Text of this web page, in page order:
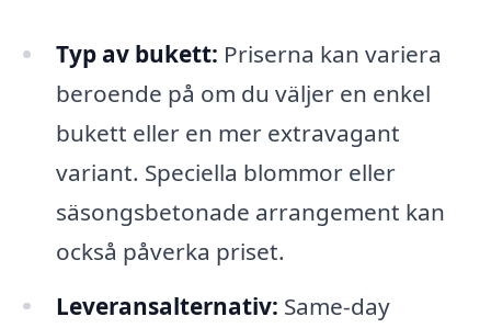
Typ av bukett: Priserna kan variera
beroende på om du väljer en enkel
bukett eller en mer extravagant
variant. Speciella blommor eller
säsongsbetonade arrangement kan
också påverka priset.
Leveransalternativ: Same-day